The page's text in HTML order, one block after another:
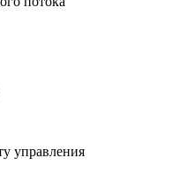
управления